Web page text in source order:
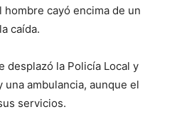
cayó encima de un
caída.
desplazó la Policía Local y
una ambulancia, aunque el
servicios.